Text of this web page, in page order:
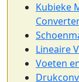
Kubieke
Lineaire
Voeten